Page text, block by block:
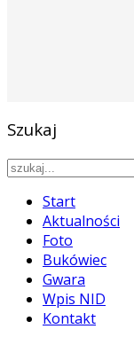
Szukaj
Start
Aktualności
Foto
Bukówiec
Gwara
Wpis NID
Kontakt